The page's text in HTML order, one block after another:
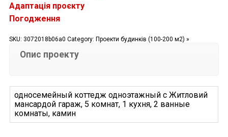
Адаптація проєкту
Погодження
SKU: 3072018b06a0 Category: Проекти будинків (100-200 м2) »
Опис проекту
односемейный коттедж одноэтажный с Житловий
мансардой гараж, 5 комнат, 1 кухня, 2 ванные
комнаты, камин